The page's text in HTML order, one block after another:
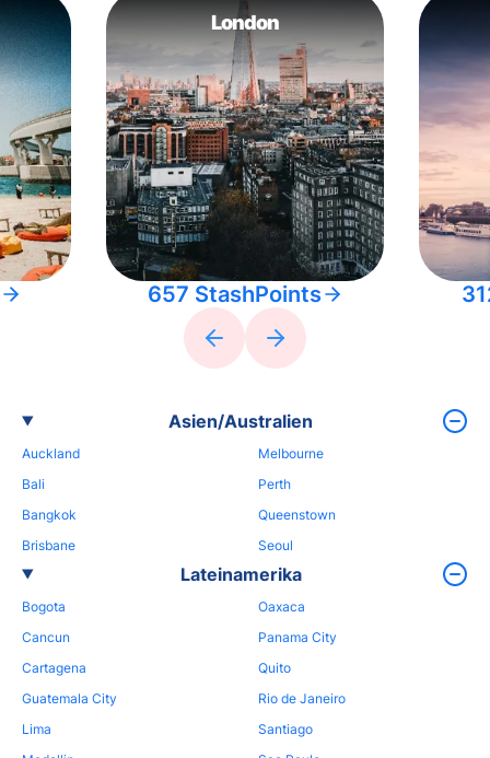
London
657 StashPoints
Asien/Australien
Auckland
Bali
Bangkok
Brisbane
Melbourne
Perth
Queenstown
Seoul
Lateinamerika
Bogota
Cancun
Cartagena
Guatemala City
Lima
Oaxaca
Panama City
Quito
Rio de Janeiro
Santiago